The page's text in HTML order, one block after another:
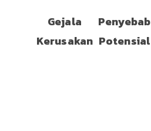
Gejala
Kerusakan
Penyebab
Potensial